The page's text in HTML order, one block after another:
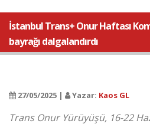
İstanbul Trans+ Onur Haftası
bayrağı dalgalandırdı
27/05/2025 | Yazar: Kaos GL
Trans Onur Yürüyüşü, 16-22